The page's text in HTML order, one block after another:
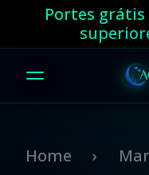
Portes
Home